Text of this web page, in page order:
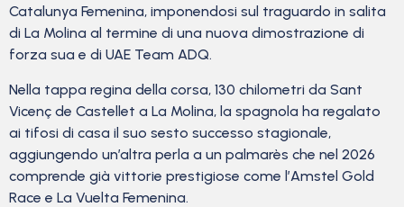
Catalunya Femenina, imponendosi sul traguardo in salita
di La Molina al termine di una nuova dimostrazione di
forza sua e di UAE Team ADQ.
Nella tappa regina della corsa, 130 chilometri da Sant
Vicenç de Castellet a La Molina, la spagnola ha regalato
ai tifosi di casa il suo sesto successo stagionale,
aggiungendo un’altra perla a un palmarès che nel 2026
comprende già vittorie prestigiose come l’Amstel Gold
Race e La Vuelta Femenina.